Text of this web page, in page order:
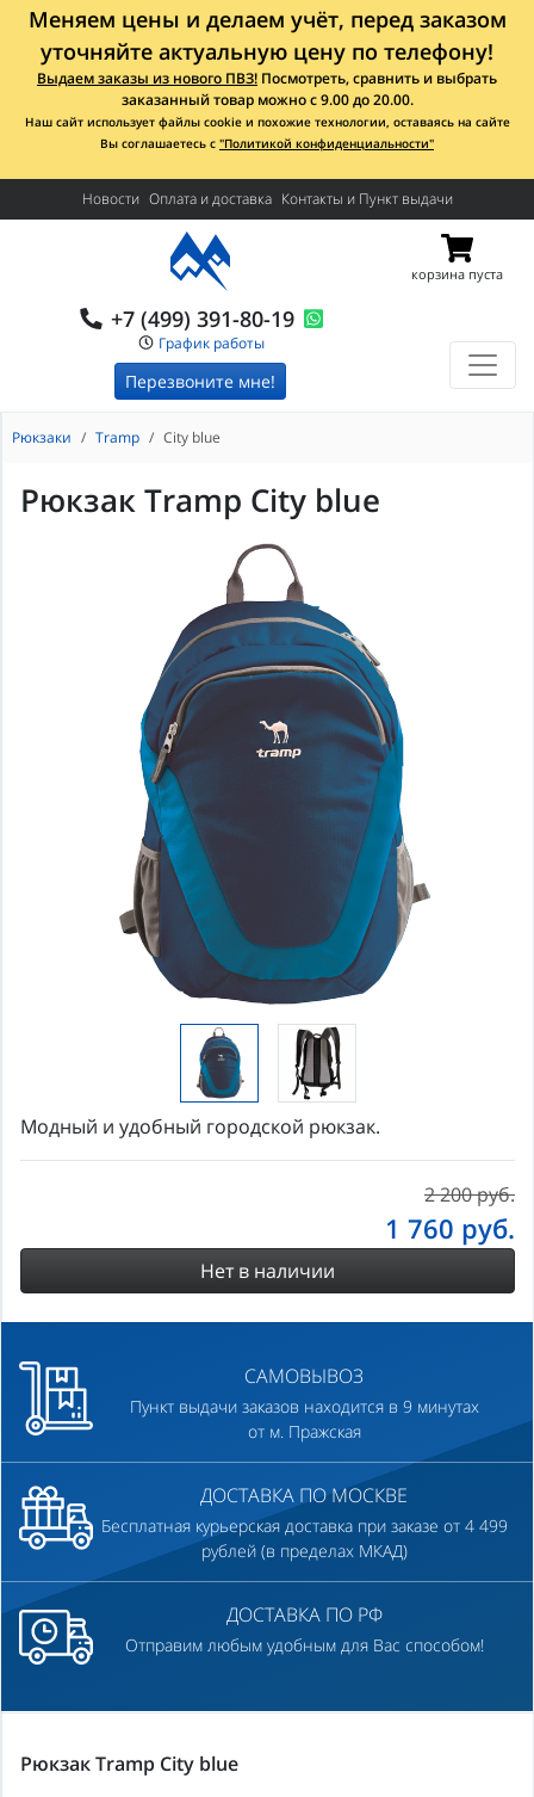
Меняем цены и делаем учёт, перед заказом
уточняйте актуальную цену по телефону!
Выдаем заказы из нового ПВЗ! Посмотреть, сравнить и выбрать
заказанный товар можно с 9.00 до 20.00.
Наш сайт использует файлы cookie и похожие технологии, оставаясь на сайте
Вы соглашаетесь с "Политикой конфиденциальности"
Новости Оплата и доставка Контакты и Пункт выдачи
+7 (499) 391-80-19
График работы
Перезвоните мне!
корзина пуста
Рюкзаки Tramp City blue
Рюкзак Tramp City blue
Модный и удобный городской рюкзак.
2 200 руб.
1 760 руб.
Нет в наличии
САМОВЫВОЗ
Пункт выдачи заказов находится в 9 минутах
от м. Пражская
ДОСТАВКА ПО МОСКВЕ
Бесплатная курьерская доставка при заказе от 4 499
рублей (в пределах МКАД)
ДОСТАВКА ПО РФ
Отправим любым удобным для Вас способом!
Рюкзак Tramp City blue